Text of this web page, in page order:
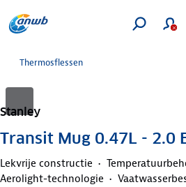
Thermosflessen
Stanley
Transit Mug 0.47L - 2.0
Lekvrije constructie
Aerolight-technologie